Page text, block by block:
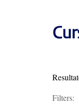
Filters: